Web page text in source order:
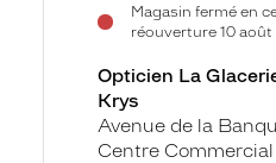
Magasin fermé en
réouverture 10
Opticien La
Krys
Avenue de la
Centre